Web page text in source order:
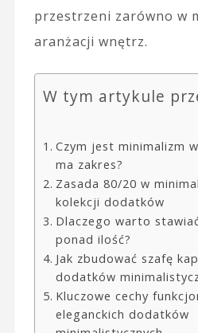
przestrzeni zarówno w
aranżacji wnętrz.
W tym artykule
Czym jest minimalizm
ma zakres?
Zasada 80/20 w
kolekcji dodatków
Dlaczego warto
ponad ilość?
Jak zbudować szafę
dodatków
Kluczowe cechy
eleganckich dodatków